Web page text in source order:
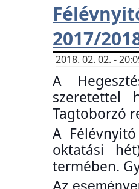
2017/
2018. 02. 02. -
A
szeretettel
Tagtoborzó
A
oktatási
termében.
Az